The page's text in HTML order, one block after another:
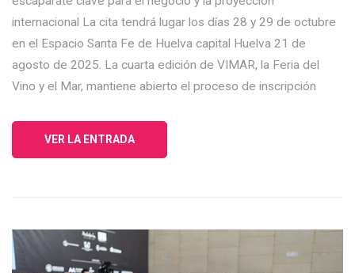
internacional La cita tendrá lugar los días 28 y 29 de octubre
en el Espacio Santa Fe de Huelva capital Huelva 21 de
agosto de 2025. La cuarta edición de VIMAR, la Feria del
Vino y el Mar, mantiene abierto el proceso de inscripción
VER LA ENTRADA